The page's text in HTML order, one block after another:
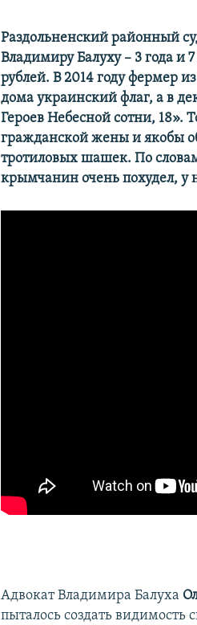
Раздольненский районный
Владимиру Балуху – 3 года
рублей. В 2014 году фермер
дома украинский флаг, а в
Героев Небесной сотни, 18».
гражданской жены и якобы
тротиловых шашек. По
крымчанин очень похудел, у
Адвокат Владимира Балуха
пыталось создать видимость